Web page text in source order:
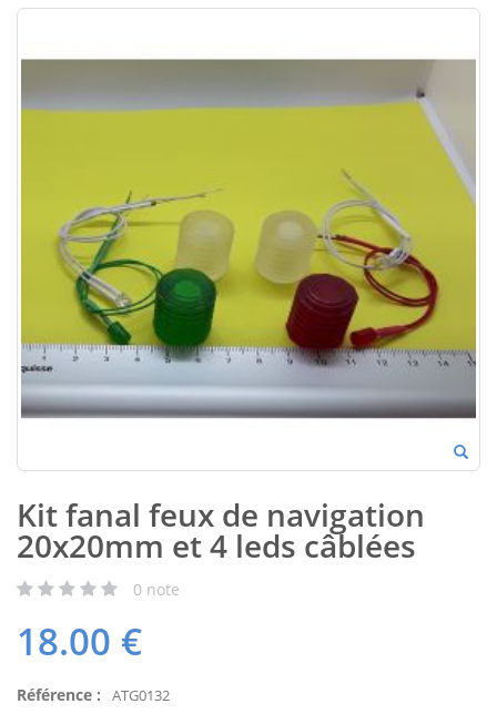
Kit fanal feux de navigation
20x20mm et 4 leds câblées
0 note
18.00 €
Référence : ATG0132